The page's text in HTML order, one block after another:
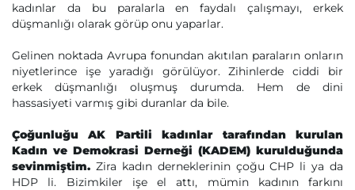
kadınlar da bu paralarla en faydalı çalışmayı, erkek
düşmanlığı olarak görüp onu yaparlar.
Gelinen noktada Avrupa fonundan akıtılan paraların onların
niyetlerince işe yaradığı görülüyor. Zihinlerde ciddi bir
erkek düşmanlığı oluşmuş durumda. Hem de dini
hassasiyeti varmış gibi duranlar da bile.
Çoğunluğu AK Partili kadınlar tarafından kurulan
Kadın ve Demokrasi Derneği (KADEM) kurulduğunda
sevinmiştim. Zira kadın derneklerinin çoğu CHP li ya da
HDP li. Bizimkiler işe el attı, mümin kadının farkını